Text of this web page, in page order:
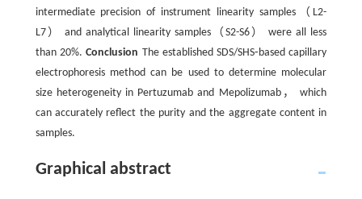
intermediate precision of instrument linearity samples（L2-
L7） and analytical linearity samples（S2-S6） were all less
than 20%.Conclusion The established SDS/SHS⁃based capillary
electrophoresis method can be used to determine molecular
size heterogeneity in Pertuzumab and Mepolizumab， which
can accurately reflect the purity and the aggregate content in
samples.
Graphical abstract